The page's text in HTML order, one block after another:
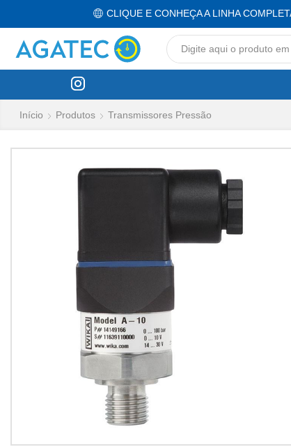
CLIQUE E CONHEÇA A LINHA
Início Produtos Transmissores Pressão